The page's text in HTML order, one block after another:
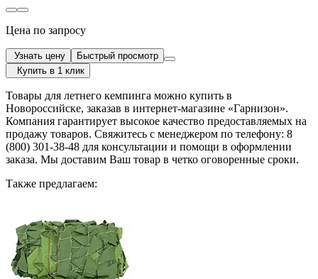
Цена по запросу
Узнать цену
Быстрый просмотр
Купить в 1 клик
Товары для летнего кемпинга можно купить в
Новороссийске, заказав в интернет-магазине «Гарнизон».
Компания гарантирует высокое качество предоставляемых на
продажу товаров. Свяжитесь с менеджером по телефону: 8
(800) 301-38-48 для консультации и помощи в оформлении
заказа. Мы доставим Ваш товар в четко оговоренные сроки.
Также предлагаем: